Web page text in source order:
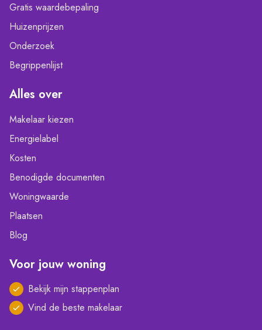
Gratis waardebepaling
Huizenprijzen
Onderzoek
Begrippenlijst
Alles over
Makelaar kiezen
Energielabel
Kosten
Benodigde documenten
Woningwaarde
Plaatsen
Blog
Voor jouw woning
Bekijk mijn stappenplan
Vind de beste makelaar